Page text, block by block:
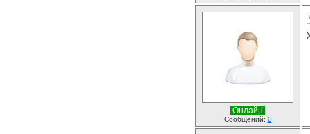
Онлайн
Сообщений: 0